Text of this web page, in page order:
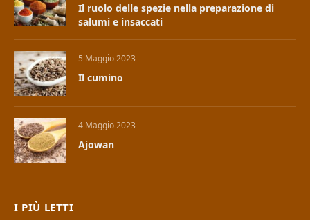
Il ruolo delle spezie nella preparazione di
salumi e insaccati
5 Maggio 2023
Il cumino
4 Maggio 2023
Ajowan
I PIÙ LETTI